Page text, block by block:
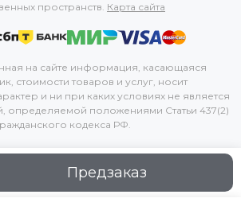
Предзаказ
пространств. Карта сайта
на сайте информация, касающаяся
стоимости товаров и услуг, носит
и ни при каких условиях не является
определяемой положениями Статьи 437(2)
кодекса РФ.